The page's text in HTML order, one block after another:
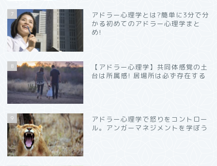
7
アドラー心理学とは?簡単に3分で分
かる初めてのアドラー心理学まと
め!
8
【アドラー心理学】共同体感覚の土
台は所属感! 居場所は必ず存在する
9
アドラー心理学で怒りをコントロー
ル。アンガーマネジメントを学ぼう